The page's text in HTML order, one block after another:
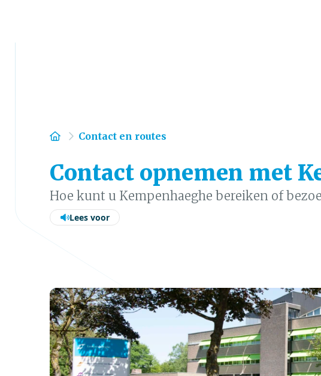
Home
Contact en routes
Contact opnemen met
Hoe kunt u Kempenhaeghe bereiken of
Lees voor